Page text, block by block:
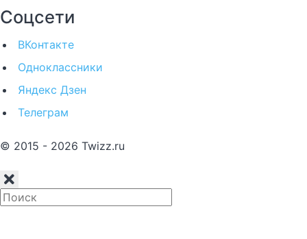
Соцсети
ВКонтакте
Одноклассники
Яндекс Дзен
Телеграм
© 2015 - 2026 Twizz.ru